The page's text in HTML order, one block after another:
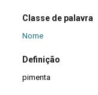
Classe de palavra
Nome
Definição
pimenta